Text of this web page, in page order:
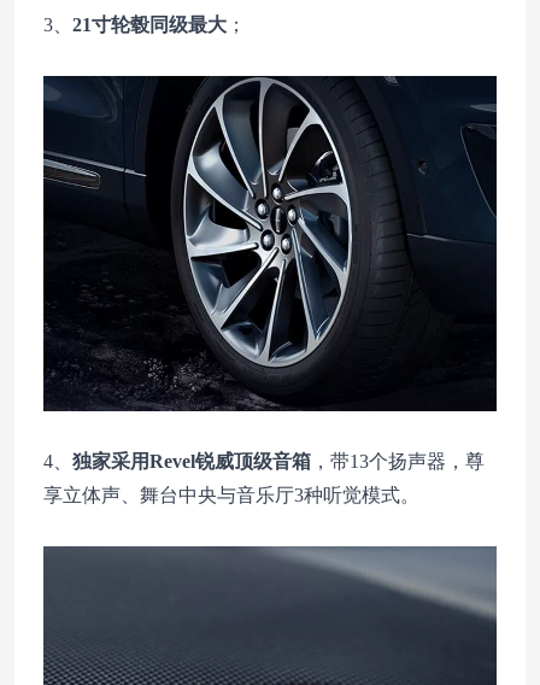
3、 21寸轮毂同级最大 ；
4、 独家采用Revel锐威顶级音箱 ，带13个扬声器，尊
享立体声、舞台中央与音乐厅3种听觉模式。